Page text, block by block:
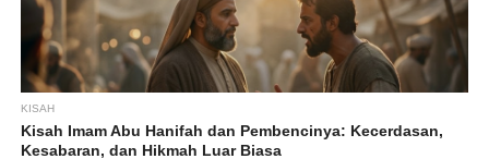
KISAH
Kisah Imam Abu Hanifah dan Pembencinya: Kecerdasan,
Kesabaran, dan Hikmah Luar Biasa